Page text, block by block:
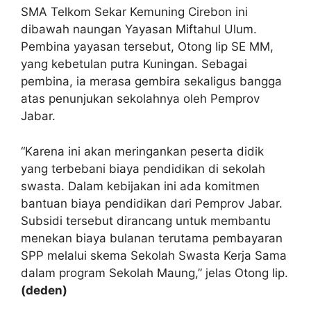
SMA Telkom Sekar Kemuning Cirebon ini
dibawah naungan Yayasan Miftahul Ulum.
Pembina yayasan tersebut, Otong Iip SE MM,
yang kebetulan putra Kuningan. Sebagai
pembina, ia merasa gembira sekaligus bangga
atas penunjukan sekolahnya oleh Pemprov
Jabar.
“Karena ini akan meringankan peserta didik
yang terbebani biaya pendidikan di sekolah
swasta. Dalam kebijakan ini ada komitmen
bantuan biaya pendidikan dari Pemprov Jabar.
Subsidi tersebut dirancang untuk membantu
menekan biaya bulanan terutama pembayaran
SPP melalui skema Sekolah Swasta Kerja Sama
dalam program Sekolah Maung,” jelas Otong Iip.
(deden)